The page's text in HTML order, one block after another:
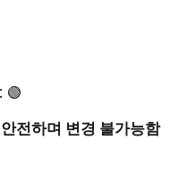
: 🟢
전하며 변경 불가능함